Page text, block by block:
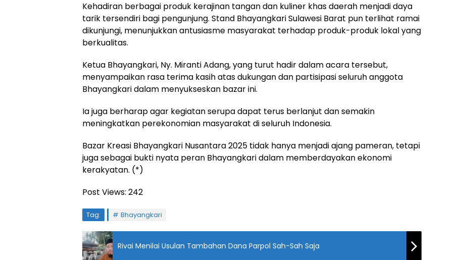
Kehadiran berbagai produk kerajinan tangan dan kuliner khas daerah menjadi daya
tarik tersendiri bagi pengunjung. Stand Bhayangkari Sulawesi Barat pun terlihat ramai
dikunjungi, menunjukkan antusiasme masyarakat terhadap produk-produk lokal yang
berkualitas.
Ketua Bhayangkari, Ny. Miranti Adang, yang turut hadir dalam acara tersebut,
menyampaikan rasa terima kasih atas dukungan dan partisipasi seluruh anggota
Bhayangkari dalam menyukseskan bazar ini.
Ia juga berharap agar kegiatan serupa dapat terus berlanjut dan semakin
meningkatkan perekonomian masyarakat di seluruh Indonesia.
Bazar Kreasi Bhayangkari Nusantara 2025 tidak hanya menjadi ajang pameran, tetapi
juga sebagai bukti nyata peran Bhayangkari dalam memberdayakan ekonomi
kerakyatan. (*)
Post Views: 242
Tag: Bhayangkari
Rivai Menilai Usulan Tambahan Dana Parpol Sah-Sah Saja